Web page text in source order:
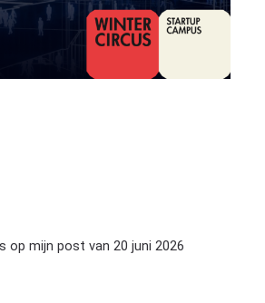
op mijn post van 20 juni 2026